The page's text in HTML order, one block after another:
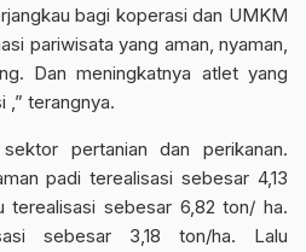
bagi koperasi dan UMKM
pariwisata yang aman, nyaman,
Dan meningkatnya atlet yang
,” terangnya.
pertanian dan perikanan.
padi terealisasi sebesar 4,13
terealisasi sebesar 6,82 ton/ ha.
sebesar 3,18 ton/ha. Lalu